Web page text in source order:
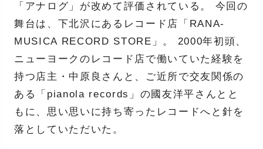
「アナログ」が改めて評価されている。 今回の
舞台は、下北沢にあるレコード店「RANA-
MUSICA RECORD STORE」。 2000年初頭、
ニューヨークのレコード店で働いていた経験を
持つ店主・中原良さんと、ご近所で交友関係の
ある「pianola records」の國友洋平さんとと
もに、思い思いに持ち寄ったレコードへと針を
落としていただいた。